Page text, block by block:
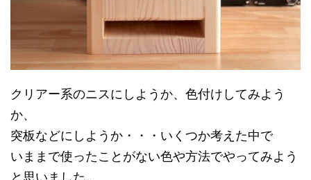
クリアー系のニスにしようか、色付けしてみよう
か、
突板などにしようか・・・いくつか考えた中で
いままで使ったことがない色や方法でやってみよう
と思いました。